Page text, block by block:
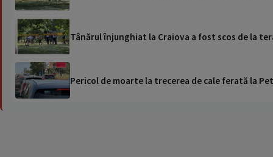
Tânărul înjunghiat la Craiova a fost scos de la
Pericol de moarte la trecerea de cale ferată la